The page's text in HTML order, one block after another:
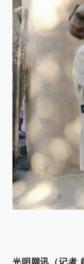
光明网讯（记者